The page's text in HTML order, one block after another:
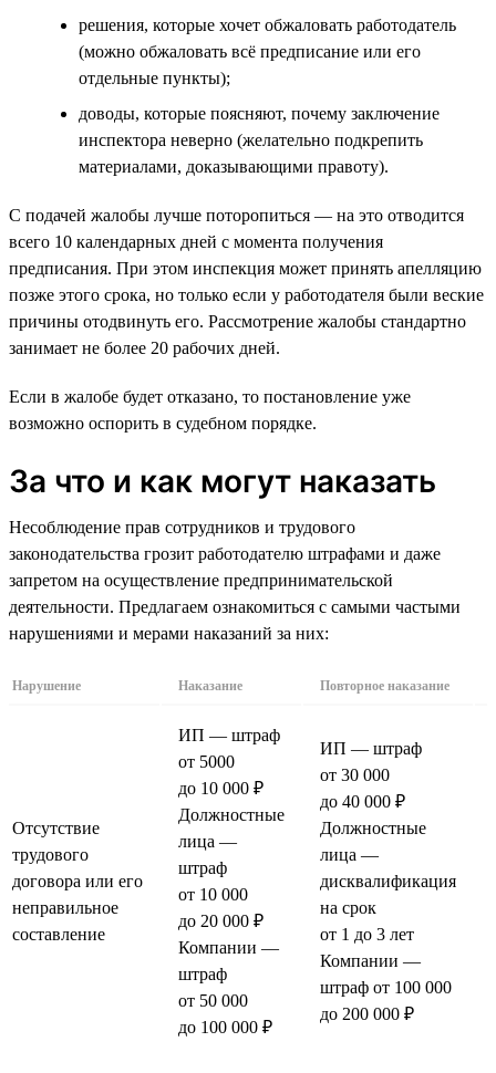
решения, которые хочет обжаловать работодатель
(можно обжаловать всё предписание или его
отдельные пункты);
доводы, которые поясняют, почему заключение
инспектора неверно (желательно подкрепить
материалами, доказывающими правоту).
С подачей жалобы лучше поторопиться — на это отводится
всего 10 календарных дней с момента получения
предписания. При этом инспекция может принять апелляцию
позже этого срока, но только если у работодателя были веские
причины отодвинуть его. Рассмотрение жалобы стандартно
занимает не более 20 рабочих дней.
Если в жалобе будет отказано, то постановление уже
возможно оспорить в судебном порядке.
За что и как могут наказать
Несоблюдение прав сотрудников и трудового
законодательства грозит работодателю штрафами и даже
запретом на осуществление предпринимательской
деятельности. Предлагаем ознакомиться с самыми частыми
нарушениями и мерами наказаний за них:
Нарушение Наказание Повторное наказание
Отсутствие
трудового
договора или его
неправильное
составление
ИП — штраф
от 5000
до 10 000 ₽
Должностные
лица —
штраф
от 10 000
до 20 000 ₽
Компании —
штраф
от 50 000
до 100 000 ₽
ИП — штраф
от 30 000
до 40 000 ₽
Должностные
лица —
дисквалификация
на срок
от 1 до 3 лет
Компании —
штраф от 100 000
до 200 000 ₽